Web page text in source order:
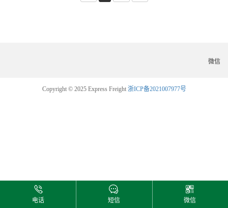
微信
Copyright © 2025 Express Freight 浙ICP备2021007977号
电话 短信 微信